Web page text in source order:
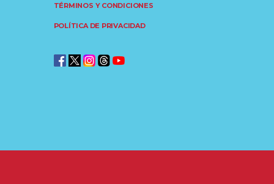
TÉRMINOS Y CONDICIONES
POLÍTICA DE PRIVACIDAD